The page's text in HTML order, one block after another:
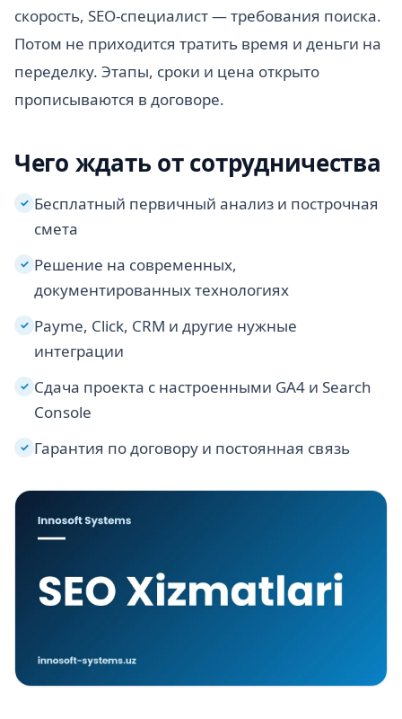
скорость, SEO-специалист — требования поиска.
Потом не приходится тратить время и деньги на
переделку. Этапы, сроки и цена открыто
прописываются в договоре.
Чего ждать от сотрудничества
✓ Бесплатный первичный анализ и построчная
смета
✓ Решение на современных,
документированных технологиях
✓ Payme, Click, CRM и другие нужные
интеграции
✓ Сдача проекта с настроенными GA4 и Search
Console
✓ Гарантия по договору и постоянная связь